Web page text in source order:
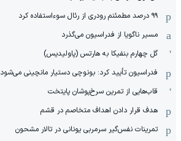
۹۹ درصد مطمئنم رودری از رئال سوءاستفاده کرد
مسیر ناگویا از فدراسیون می‌گذرد
گل چهارم بنفیکا به هارتس (پاولیدیس)
فدراسیون تأیید کرد: بونوچی دستیار مانچینی می‌شود
قاب‌هایی از تمرین سرخ‌پوشان پایتخت
هدف قرار دادن اهداف متخاصم در قشم
‏تمرینات نفس‌گیر سرمربی یونانی در تالار مشحون